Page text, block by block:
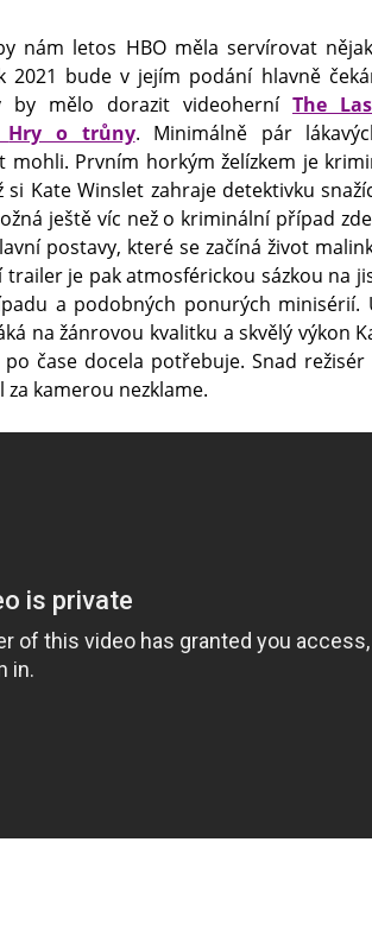
nám letos HBO měla servírovat
2021 bude v jejím podání hlavně
by mělo dorazit videoherní The
Hry o trůny. Minimálně pár
mohli. Prvním horkým želízkem je
si Kate Winslet zahraje detektivku
ještě víc než o kriminální případ
postavy, které se začíná život
je pak atmosférickou sázkou na
a podobných ponurých minisérií.
na žánrovou kvalitku a skvělý výkon
čase docela potřebuje. Snad režisér
za kamerou nezklame.